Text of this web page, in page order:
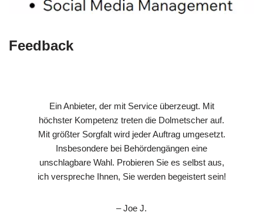
Feedback
Ein Anbieter, der mit Service überzeugt. Mit
höchster Kompetenz treten die Dolmetscher auf.
Mit größter Sorgfalt wird jeder Auftrag umgesetzt.
Insbesondere bei Behördengängen eine
unschlagbare Wahl. Probieren Sie es selbst aus,
ich verspreche Ihnen, Sie werden begeistert sein!
– Joe J.